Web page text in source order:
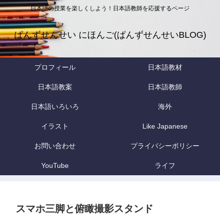
日本語の授業を楽しくしよう！日本語教師を応援するページ
ぱんずせんせい にほんご(ぱんずせんせいBLOG)
プロフィール 日本語教材
日本語教案 日本語教師
日本語いろいろ 海外
イラスト Like Japanese
お問い合わせ プライバシーポリシー
YouTube ライフ
スマホ三脚と俯瞰撮影スタンド